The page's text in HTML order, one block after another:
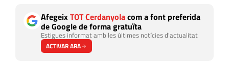
AfegeixTOT Cerdanyolacom a font preferida
de Google de forma gratuïta
Estigues informat amb les últimes notícies d'actualitat
ACTIVAR ARA